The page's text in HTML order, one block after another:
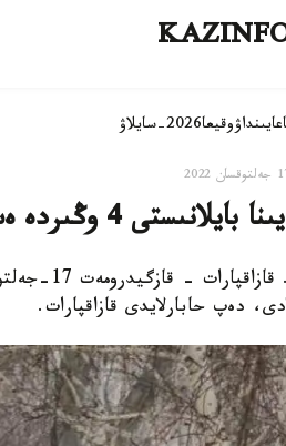
وقيعا2026-سايلاۋ
4 وڭىردە ەسكەرتۋ جاريالاندى
استانا.
دەپ حابارلايدى قازاقپارات.